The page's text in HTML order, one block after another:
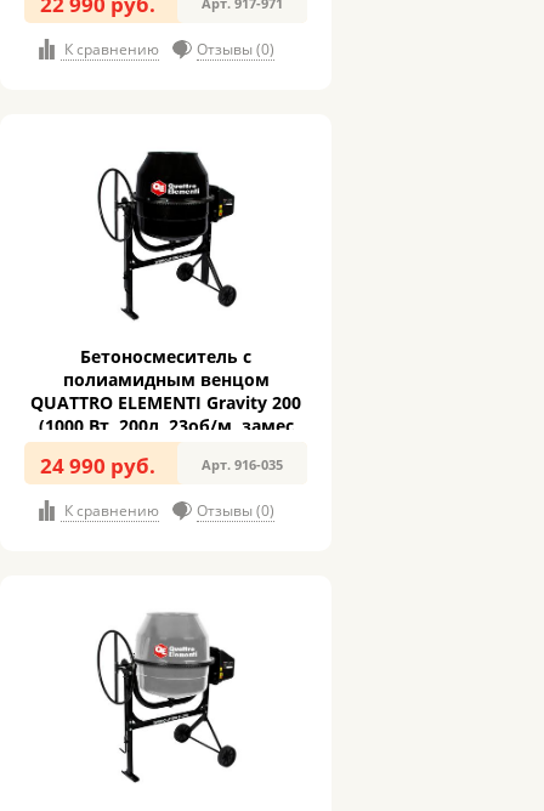
К сравнению Отзывы (0)
Бетоносмеситель с
полиамидным венцом
QUATTRO ELEMENTI Gravity 200
(1000 Вт, 200л, 23об/м, замес
119л)
24 990 руб. Арт. 916-035
К сравнению Отзывы (0)